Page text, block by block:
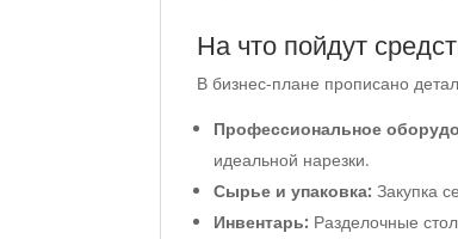
На что пойдут
В бизнес-плане прописано
Профессиональное
идеальной нарезки.
Сырье и упаковка: Закупка
Инвентарь: Разделочные